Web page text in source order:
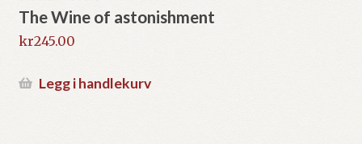
The Wine of astonishment
kr245.00
Legg i handlekurv